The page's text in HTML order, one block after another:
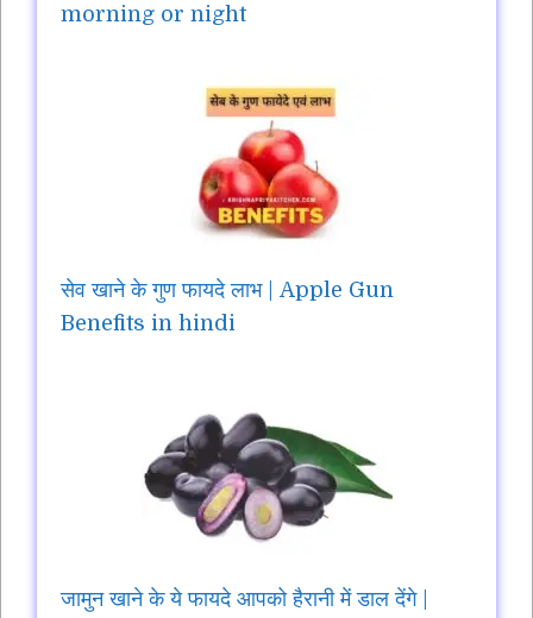
morning or night
सेव खाने के गुण फायदे लाभ | Apple Gun
Benefits in hindi
जामुन खाने के ये फायदे आपको हैरानी में डाल देंगे |